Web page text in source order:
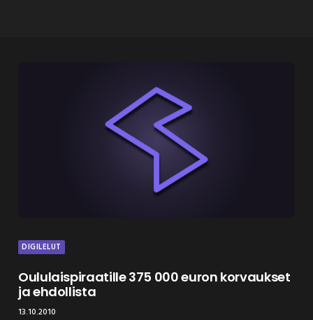
DIGILELUT
Oululaispiraatille 375 000 euron korvaukset
ja ehdollista
13.10.2010